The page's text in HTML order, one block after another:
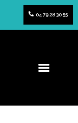
04 79 28 30 55